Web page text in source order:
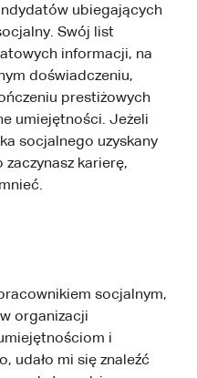
ubiegających
Swój list
informacji, na
doświadczeniu,
prestiżowych
umiejętności. Jeżeli
socjalnego uzyskany
zaczynasz karierę,
socjalnym,
organizacji
i
udało mi się znaleźć